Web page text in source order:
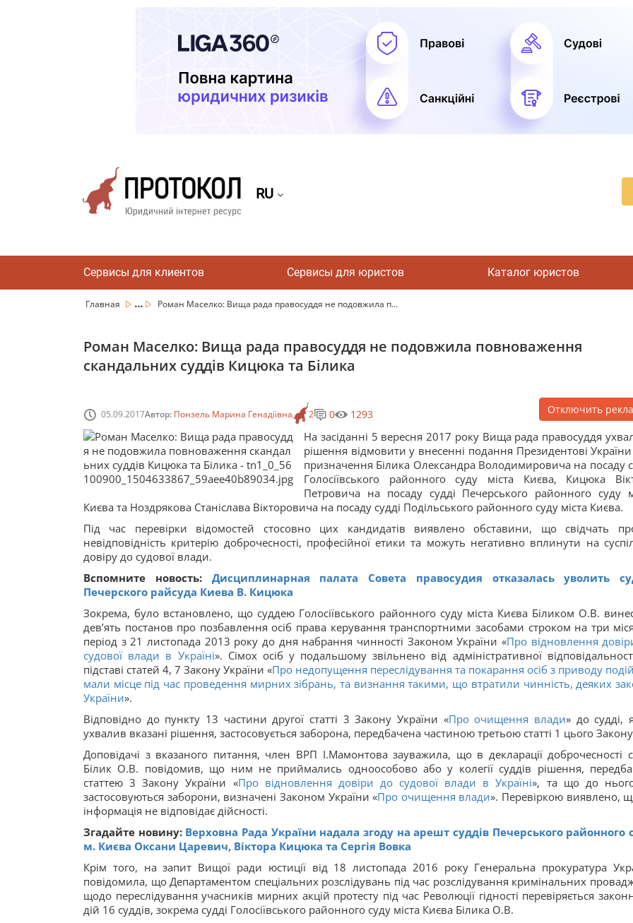
RU
Сервисы для клиентов Сервисы для юристов Каталог юристов
Главная ... Роман Маселко: Вища рада правосуддя не подовжила п...
Роман Маселко: Вища рада правосуддя не подовжила повноваження
скандальних суддів Кицюка та Білика
05.09.2017Автор: Понзель Марина Генадіївна 2 0 1293 Отключить
На засіданні 5 вересня 2017 року Вища рада правосуддя
рішення відмовити у внесенні подання Президентові
призначення Білика Олександра Володимировича на посаду
Голосіївського районного суду міста Києва, Кицюка
Петровича на посаду судді Печерського районного суду
Києва та Ноздрякова Станіслава Вікторовича на посаду судді Подільського районного суду міста Києва.
Під час перевірки відомостей стосовно цих кандидатів виявлено обставини, що свідчать
невідповідність критерію доброчесності, професійної етики та можуть негативно вплинути на
довіру до судової влади.
Вспомните новость: Дисциплинарная палата Совета правосудия отказалась уволить
Печерского райсуда Киева В. Кицюка
Зокрема, було встановлено, що суддею Голосіївського районного суду міста Києва Біликом О.В.
дев’ять постанов про позбавлення осіб права керування транспортними засобами строком на три
період з 21 листопада 2013 року до дня набрання чинності Законом України «Про відновлення
судової влади в Україні». Сімох осіб у подальшому звільнено від адміністративної
підставі статей 4, 7 Закону України «Про недопущення переслідування та покарання осіб з приводу
мали місце під час проведення мирних зібрань, та визнання такими, що втратили чинність, деяких
України».
Відповідно до пункту 13 частини другої статті 3 Закону України «Про очищення влади» до судді,
ухвалив вказані рішення, застосовується заборона, передбачена частиною третьою статті 1 цього
Доповідачі з вказаного питання, член ВРП І.Мамонтова зауважила, що в декларації доброчесності
Білик О.В. повідомив, що ним не приймались одноособово або у колегії суддів рішення,
статтею 3 Закону України «Про відновлення довіри до судової влади в Україні», та що до
застосовуються заборони, визначені Законом України «Про очищення влади». Перевіркою виявлено,
інформація не відповідає дійсності.
Згадайте новину: Верховна Рада України надала згоду на арешт суддів Печерського районного
м. Києва Оксани Царевич, Віктора Кицюка та Сергія Вовка
Крім того, на запит Вищої ради юстиції від 18 листопада 2016 року Генеральна прокуратура
повідомила, що Департаментом спеціальних розслідувань під час розслідування кримінальних
щодо переслідування учасників мирних акцій протесту під час Революції гідності перевіряється
дій 16 суддів, зокрема судді Голосіївського районного суду міста Києва Білика О.В.